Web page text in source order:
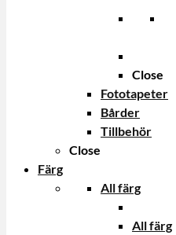
Close
Fototapeter
Bårder
Tillbehör
Close
Färg
All färg
All färg